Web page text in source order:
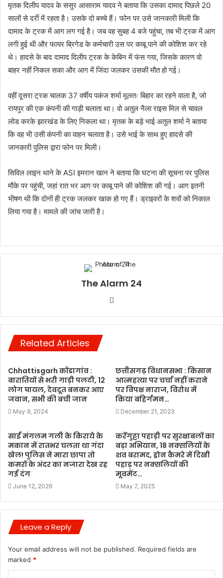
मृतक दिलीप यादव के ससुर आसाराम यादव ने बताया कि उसका दामाद पिछले 20
सालों से दर्री में रहता है। उसके दो बच्चे हैं। फोन पर उसे जानकारी मिली कि
दामाद के ट्रक में आग लग गई है। जब वह सुबह 4 बजे पहुंचा, तब भी ट्रक में आग
लगी हुई थी और फायर ब्रिगेड के कर्मचारी उस पर काबू पाने की कोशिश कर रहे
थे। हादसे के बाद दामाद दिलीप ट्रक के केबिन में फंस गया, जिसके कारण वो
बाहर नहीं निकल सका और आग में जिंदा जलकर उसकी मौत हो गई।
वहीं दूसरा ट्रक चालक 37 वर्षीय पकंज शर्मा मूलतः बिहार का रहने वाला है, जो
रायपुर की एक कंपनी की गाड़ी चलाता था। वो अतुल नैला राइस मिल से चावल
लोड करके झारखंड के लिए निकला था। मृतक के बड़े भाई अतुल शर्मा ने बताया
कि वह भी उसी कंपनी का वाहन चलाता है। उसे भाई के साथ हुए हादसे की
जानकारी पुलिस द्वारा फोन पर मिली।
सिविल लाइन थाने के ASI इमरान खान ने बताया कि घटना की सूचना पर पुलिस
मौके पर पहुंची, जहां रात भर आग पर काबू पाने की कोशिश की गई। आग इतनी
भीषण थी कि दोनों ही ट्रक जलकर खाक हो गए हैं। ड्राइवरों के शवों को निकाल
लिया गया है। मामले की जांच जारी है।
The Alarm 24
Website
Related Articles
Chhattisgarh कोंडागांव :
बारातियों से भरी गाड़ी पलटी, 12
लोग घायल, देवदूत बनकर आए
जवान, सभी की बची जान
May 9, 2024
छत्तीसगढ़ विधानसभा : किसान
आत्महत्या पर चर्चा नहीं कराने
पर विपक्ष नाराज, विरोध में
किया बहिर्गमन…
December 21, 2023
साईं मंगलम गली के किराये के
मकान में रातभर चलता था गंदा
खेल! पुलिस ने मारा छापा तो
कमरों के अंदर का नजारा देख रह
गई दंग
June 12, 2026
कर्रेगुट्टा पहाड़ी पर सुरक्षाबलों का
बड़ा अभियान, 18 नक्सलियों के
शव बरामद, ड्रोन कैमरे में दिखी
पहाड़ पर नक्सलियों की
मूवमेंट…
May 7, 2025
Leave a Reply
Your email address will not be published. Required fields are
marked *